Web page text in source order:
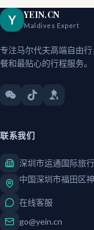
Y YEIN.CN
Maldives Expert
专注马尔代夫高端自由
餐和最贴心的行程服务。
联系我们
深圳市运通国际旅
中国深圳市福田区
在线客服
go@yein.cn